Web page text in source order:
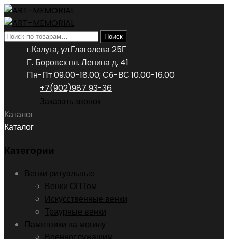
Искать: Поиск
г.Калуга, ул.Глаголева 25Г
Г. Боровск пл. Ленина д. 41
Пн-Пт 09.00-18.00; Сб-ВС 10.00-16.00
+7(902)987 93-36
Заказать звонок
Каталог
Каталог
Категории
Венки ритуальные
Венки ОПТом
Искусственные венки
Траурные венки
Памятники на могилу